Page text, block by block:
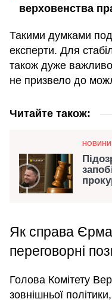
верховенства
Такими думками
експерти. Для
також дуже
не призвело до
Читайте також:
Категорія
НОВИНИ
Як справа
переговорні
Голова Комітету
зовнішньої